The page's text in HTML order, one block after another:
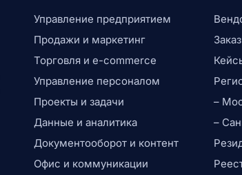
Управление предприятием
Продажи и маркетинг
Торговля и e-commerce
Управление персоналом
Проекты и задачи
Данные и аналитика
Документооборот и контент
Офис и коммуникации
–
–